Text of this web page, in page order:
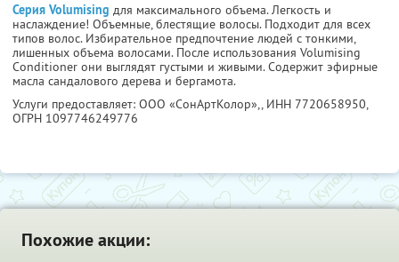
Серия Volumising для максимального объема. Легкость и
наслаждение! Объемные, блестящие волосы. Подходит для всех
типов волос. Избирательное предпочтение людей с тонкими,
лишенных объема волосами. После использования Volumising
Conditioner они выглядят густыми и живыми. Содержит эфирные
масла сандалового дерева и бергамота.
Услуги предоставляет: ООО «СонАртКолор»,, ИНН 7720658950,
ОГРН 1097746249776
Похожие акции: